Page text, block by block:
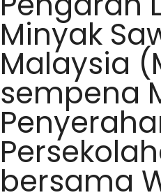
Minyak
Malaysia
sempena
bersama